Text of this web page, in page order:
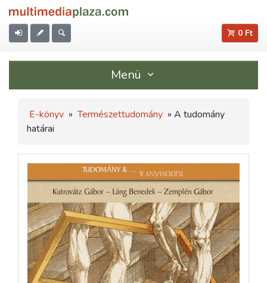
0 Ft
Menü
E-könyv » Természettudomány » A tudomány
határai